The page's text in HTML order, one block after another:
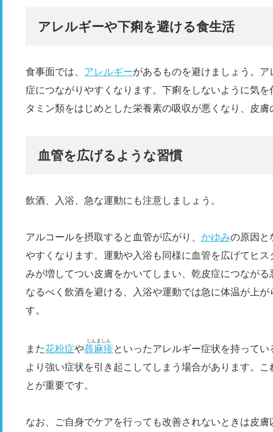
アレルギーや下痢を避ける食生活
食事面では、 アレルギーがあるものを避けましょう。
症につながりやすくなります。下痢をしないように気
タミン類をはじめとした栄養素の吸収が悪くなり、皮
血管を広げるような習慣
飲酒、入浴、急な運動にも注意しましょう。
アルコールを摂取すると血管が広がり、 かゆみの原因と
やすくなります。運動や入浴も同様に血管を広げてヒ
みが増してつい皮膚をかいてしまい、乾皮症につなが
なるべく飲酒を避ける、入浴や運動では急に体温が上
す。
また花粉症や蕁麻疹
じんましん
といったアレルギー症状を持って
より強い症状を引き起こしてしまう場合があります。
とが重要です。
なお、ご自身でケアを行っても改善されないときは皮